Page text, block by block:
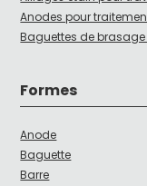
Anodes pour
Baguettes de
Formes
Anode
Baguette
Barre